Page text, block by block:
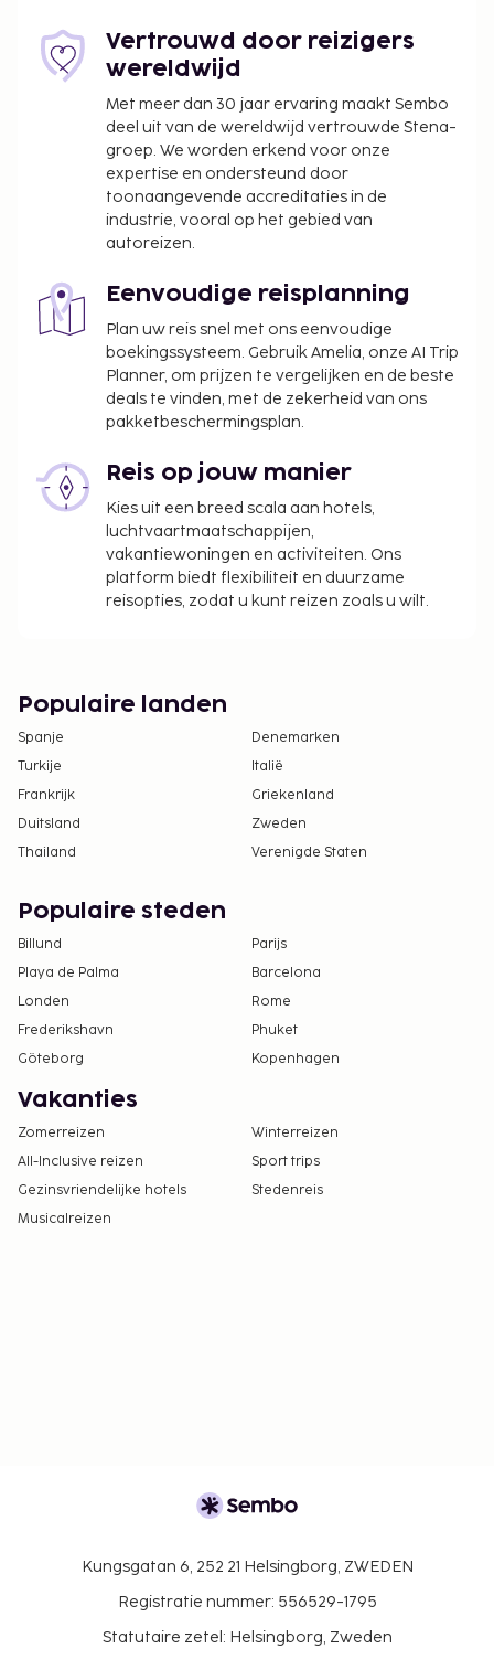
wifi, conciërgeservices en een spelletjesruimte.
Geniet van internationale gerechten bij Mystic, een
van de 2 restaurants van dit hotel, of blijf lekker
binnen en profiteer van de roomservice (beperkte
tijden). Maak op bepaalde dagen kennis met andere
gasten tijdens een gratis receptie. Ontspan met een
lekker fris drankje in één van de 2 bars/lounges. Op
weekdagen wordt tegen betaling een continentaal
ontbijt geserveerd van 08.00 uur tot 10.30 uur. Deze
2027 gesloten (datums kunnen wijzigen).
De volgende kosten dienen bij de accommodatie te
worden betaald. De kosten kunnen inclusief
toepasselijke belastingen zijn:
De stad heft de volgende belasting: USD 3.35
We hebben alle kosten vermeld die de
accommodatie aan ons heeft doorgegeven.
Toeslag voor het continentaal ontbijt: ca. USD 13
per persoon
Toeslag voor luchthavenshuttle: USD 120 per
borgsommen zijn mogelijk excl. btw en kunnen
Kinderen t/m 2 jaar worden in deze
accommodatie niet toegelaten.
Contacloos inchecken en contactloos
Vertrouwd door reizigers
wereldwijd
Met meer dan 30 jaar ervaring maakt Sembo
deel uit van de wereldwijd vertrouwde Stena-
groep. We worden erkend voor onze
expertise en ondersteund door
toonaangevende accreditaties in de
industrie, vooral op het gebied van
autoreizen.
Eenvoudige reisplanning
Plan uw reis snel met ons eenvoudige
boekingssysteem. Gebruik Amelia, onze AI Trip
Planner, om prijzen te vergelijken en de beste
deals te vinden, met de zekerheid van ons
pakketbeschermingsplan.
Reis op jouw manier
Kies uit een breed scala aan hotels,
luchtvaartmaatschappijen,
vakantiewoningen en activiteiten. Ons
platform biedt flexibiliteit en duurzame
reisopties, zodat u kunt reizen zoals u wilt.
Populaire landen
Spanje
Denemarken
Turkije
Italië
Frankrijk
Griekenland
Duitsland
Zweden
Thailand
Verenigde Staten
Populaire steden
Billund
Parijs
Playa de Palma
Barcelona
Londen
Rome
Frederikshavn
Phuket
Göteborg
Kopenhagen
Vakanties
Zomerreizen
Winterreizen
All-Inclusive reizen
Sport trips
Gezinsvriendelijke hotels
Stedenreis
Musicalreizen
Kungsgatan 6, 252 21 Helsingborg, ZWEDEN
Registratie nummer: 556529-1795
Statutaire zetel: Helsingborg, Zweden